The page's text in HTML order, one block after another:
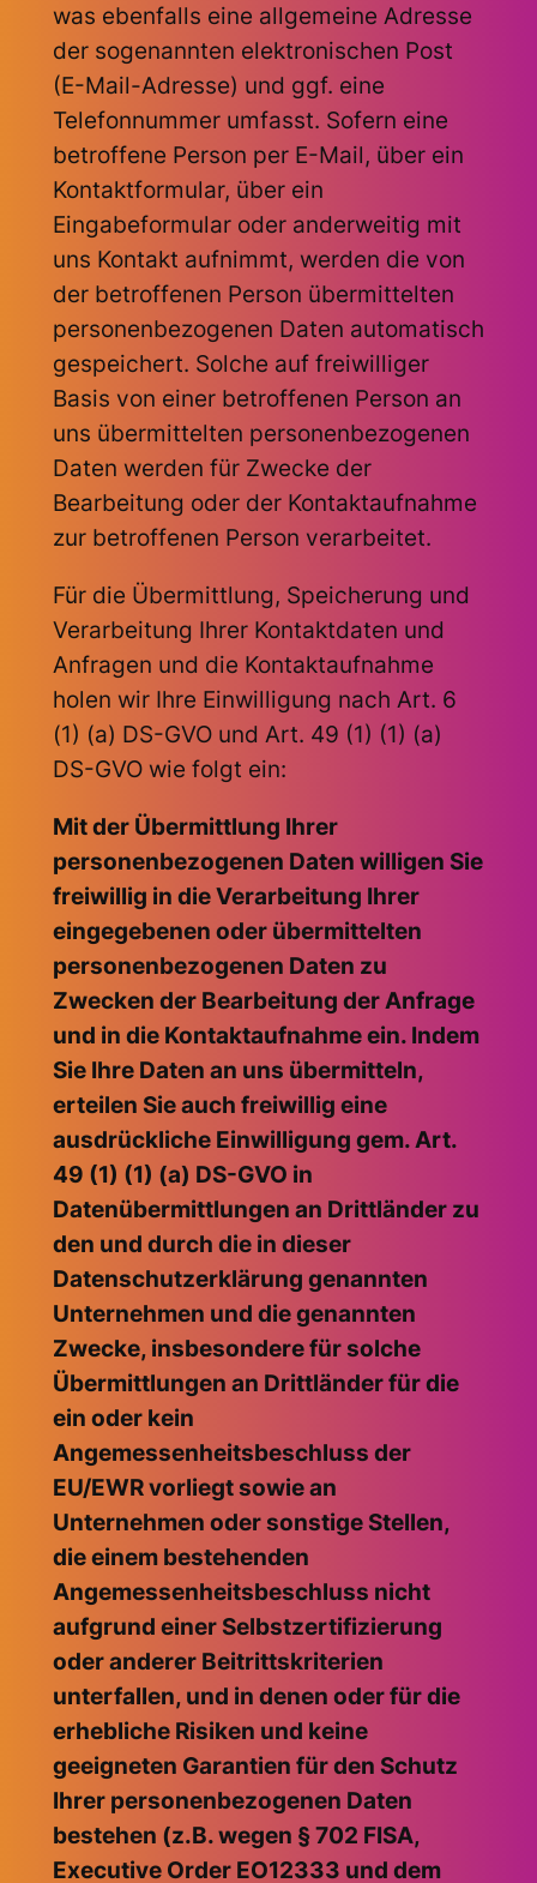
was ebenfalls eine allgemeine Adresse
der sogenannten elektronischen Post
(E-Mail-Adresse) und ggf. eine
Telefonnummer umfasst. Sofern eine
betroffene Person per E-Mail, über ein
Kontaktformular, über ein
Eingabeformular oder anderweitig mit
uns Kontakt aufnimmt, werden die von
der betroffenen Person übermittelten
personenbezogenen Daten automatisch
gespeichert. Solche auf freiwilliger
Basis von einer betroffenen Person an
uns übermittelten personenbezogenen
Daten werden für Zwecke der
Bearbeitung oder der Kontaktaufnahme
zur betroffenen Person verarbeitet.
Für die Übermittlung, Speicherung und
Verarbeitung Ihrer Kontaktdaten und
Anfragen und die Kontaktaufnahme
holen wir Ihre Einwilligung nach Art. 6
(1) (a) DS-GVO und Art. 49 (1) (1) (a)
DS-GVO wie folgt ein:
Mit der Übermittlung Ihrer
personenbezogenen Daten willigen Sie
freiwillig in die Verarbeitung Ihrer
eingegebenen oder übermittelten
personenbezogenen Daten zu
Zwecken der Bearbeitung der Anfrage
und in die Kontaktaufnahme ein. Indem
Sie Ihre Daten an uns übermitteln,
erteilen Sie auch freiwillig eine
ausdrückliche Einwilligung gem. Art.
49 (1) (1) (a) DS-GVO in
Datenübermittlungen an Drittländer zu
den und durch die in dieser
Datenschutzerklärung genannten
Unternehmen und die genannten
Zwecke, insbesondere für solche
Übermittlungen an Drittländer für die
ein oder kein
Angemessenheitsbeschluss der
EU/EWR vorliegt sowie an
Unternehmen oder sonstige Stellen,
die einem bestehenden
Angemessenheitsbeschluss nicht
aufgrund einer Selbstzertifizierung
oder anderer Beitrittskriterien
unterfallen, und in denen oder für die
erhebliche Risiken und keine
geeigneten Garantien für den Schutz
Ihrer personenbezogenen Daten
bestehen (z.B. wegen § 702 FISA,
Executive Order EO12333 und dem